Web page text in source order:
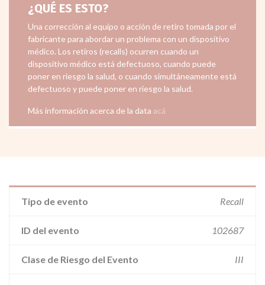
¿QUÉ ES ESTO?
Una corrección al equipo o acción de retiro tomada por el
fabricante para abordar un problema con un dispositivo
médico. Los retiros (recalls) ocurren cuando un
dispositivo médico está defectuoso, cuando puede
poner en riesgo la salud, o cuando simultáneamente está
defectuoso y puede poner en riesgo la salud.
Más información acerca de la data acá
Tipo de evento Recall
ID del evento 102687
Clase de Riesgo del Evento III